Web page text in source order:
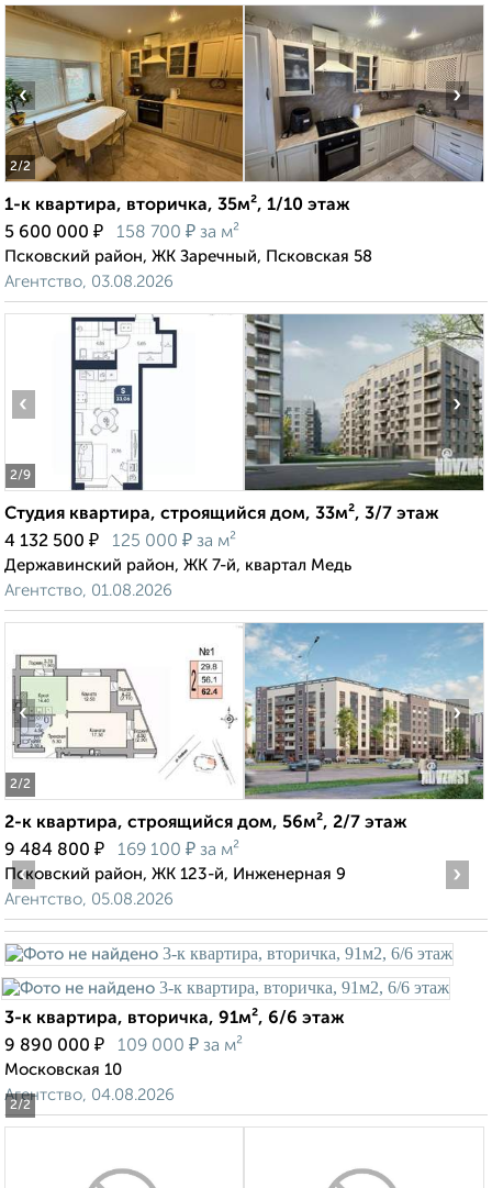
2/2
‹ ›
1-к квартира, вторичка, 35м², 1/10 этаж
5 600 000 ₽ 158 700 ₽ за м²
Псковский район, ЖК Заречный, Псковская 58
Агентство, 03.08.2026
2/9
‹ ›
Студия квартира, строящийся дом, 33м², 3/7 этаж
4 132 500 ₽ 125 000 ₽ за м²
Державинский район, ЖК 7-й, квартал Медь
Агентство, 01.08.2026
2/2
‹ ›
2-к квартира, строящийся дом, 56м², 2/7 этаж
9 484 800 ₽ 169 100 ₽ за м²
Псковский район, ЖК 123-й, Инженерная 9
Агентство, 05.08.2026
2/2
‹ ›
3-к квартира, вторичка, 91м², 6/6 этаж
9 890 000 ₽ 109 000 ₽ за м²
Московская 10
Агентство, 04.08.2026